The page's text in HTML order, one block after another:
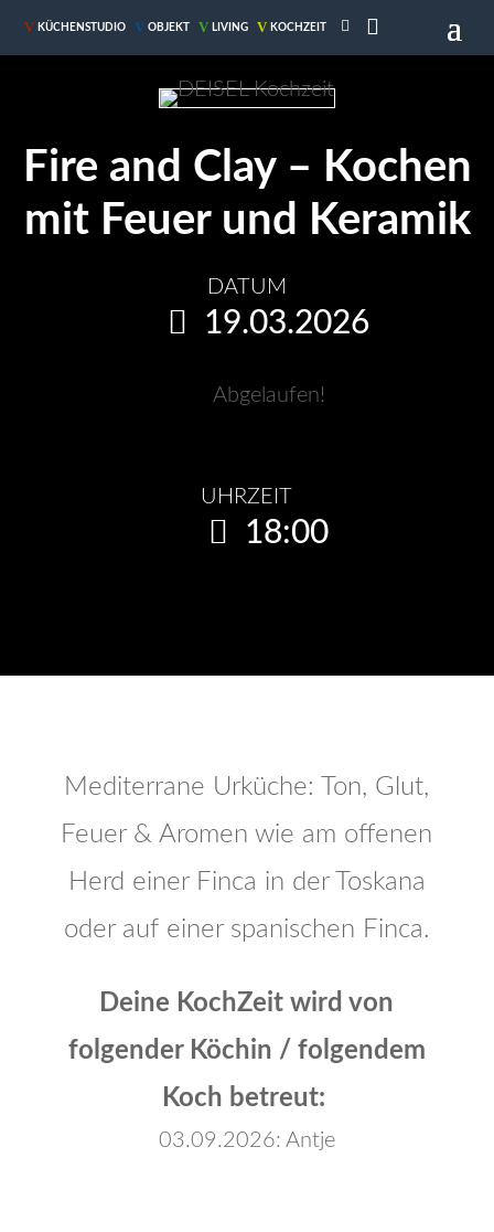
Fire and Clay – Kochen
mit Feuer und Keramik
DATUM
19.03.2026
Abgelaufen!
UHRZEIT
18:00
Mediterrane Urküche: Ton, Glut,
Feuer & Aromen wie am offenen
Herd einer Finca in der Toskana
oder auf einer spanischen Finca.
Deine KochZeit wird von
folgender Köchin / folgendem
Koch betreut:
03.09.2026: Antje
V KÜCHENSTUDIO V OBJEKT V LIVING V KOCHZEIT 